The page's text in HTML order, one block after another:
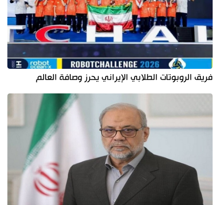
فريق الروبوتات الطلابي الإيراني يحرز وصافة العالم